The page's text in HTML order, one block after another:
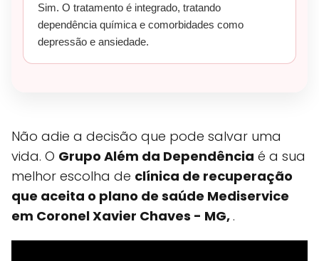
Sim. O tratamento é integrado, tratando
dependência química e comorbidades como
depressão e ansiedade.
Não adie a decisão que pode salvar uma
vida. O Grupo Além da Dependência é a sua
melhor escolha de clínica de recuperação
que aceita o plano de saúde Mediservice
em Coronel Xavier Chaves - MG,.